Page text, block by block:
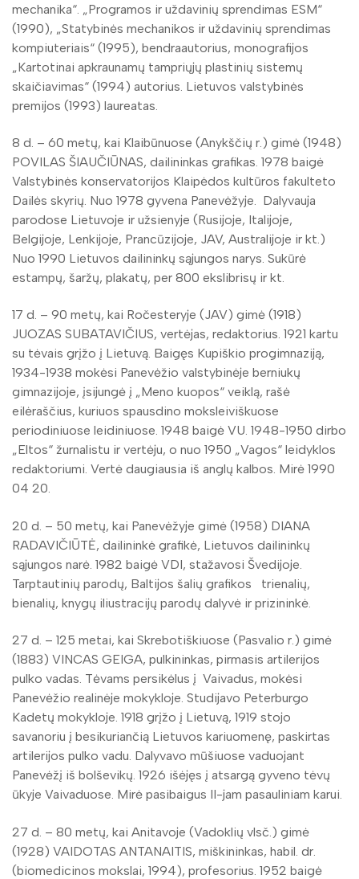
mechanika“. „Programos ir uždavinių sprendimas ESM“
(1990), „Statybinės mechanikos ir uždavinių sprendimas
kompiuteriais“ (1995), bendraautorius, monografijos
„Kartotinai apkraunamų tampriųjų plastinių sistemų
skaičiavimas“ (1994) autorius. Lietuvos valstybinės
premijos (1993) laureatas.
8 d. – 60 metų, kai Klaibūnuose (Anykščių r.) gimė (1948)
POVILAS ŠIAUČIŪNAS, dailininkas grafikas. 1978 baigė
Valstybinės konservatorijos Klaipėdos kultūros fakulteto
Dailės skyrių. Nuo 1978 gyvena Panevėžyje. Dalyvauja
parodose Lietuvoje ir užsienyje (Rusijoje, Italijoje,
Belgijoje, Lenkijoje, Prancūzijoje, JAV, Australijoje ir kt.)
Nuo 1990 Lietuvos dailininkų sąjungos narys. Sukūrė
estampų, šaržų, plakatų, per 800 ekslibrisų ir kt.
17 d. – 90 metų, kai Ročesteryje (JAV) gimė (1918)
JUOZAS SUBATAVIČIUS, vertėjas, redaktorius. 1921 kartu
su tėvais grįžo į Lietuvą. Baigęs Kupiškio progimnaziją,
1934-1938 mokėsi Panevėžio valstybinėje berniukų
gimnazijoje, įsijungė į „Meno kuopos“ veiklą, rašė
eilėraščius, kuriuos spausdino moksleiviškuose
periodiniuose leidiniuose. 1948 baigė VU. 1948-1950 dirbo
„Eltos“ žurnalistu ir vertėju, o nuo 1950 „Vagos“ leidyklos
redaktoriumi. Vertė daugiausia iš anglų kalbos. Mirė 1990
04 20.
20 d. – 50 metų, kai Panevėžyje gimė (1958) DIANA
RADAVIČIŪTĖ, dailininkė grafikė, Lietuvos dailininkų
sąjungos narė. 1982 baigė VDI, stažavosi Švedijoje.
Tarptautinių parodų, Baltijos šalių grafikos trienalių,
bienalių, knygų iliustracijų parodų dalyvė ir prizininkė.
27 d. – 125 metai, kai Skrebotiškiuose (Pasvalio r.) gimė
(1883) VINCAS GEIGA, pulkininkas, pirmasis artilerijos
pulko vadas. Tėvams persikėlus į Vaivadus, mokėsi
Panevėžio realinėje mokykloje. Studijavo Peterburgo
Kadetų mokykloje. 1918 grįžo į Lietuvą, 1919 stojo
savanoriu į besikuriančią Lietuvos kariuomenę, paskirtas
artilerijos pulko vadu. Dalyvavo mūšiuose vaduojant
Panevėžį iš bolševikų. 1926 išėjęs į atsargą gyveno tėvų
ūkyje Vaivaduose. Mirė pasibaigus II-jam pasauliniam karui.
27 d. – 80 metų, kai Anitavoje (Vadoklių vlsč.) gimė
(1928) VAIDOTAS ANTANAITIS, miškininkas, habil. dr.
(biomedicinos mokslai, 1994), profesorius. 1952 baigė